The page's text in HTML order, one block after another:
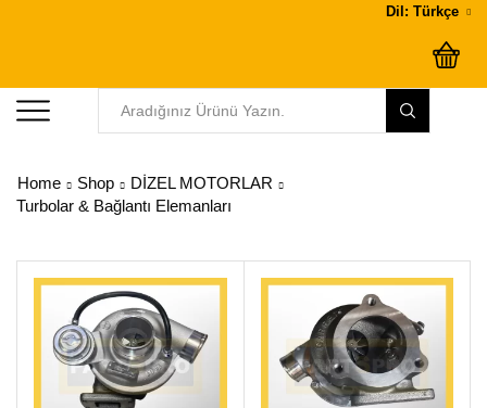
Dil: Türkçe
Home Shop
DİZEL MOTORLAR
Turbolar & Bağlantı Elemanları